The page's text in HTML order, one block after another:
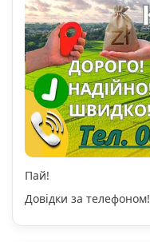
Пай!
Довідки за телефоном!